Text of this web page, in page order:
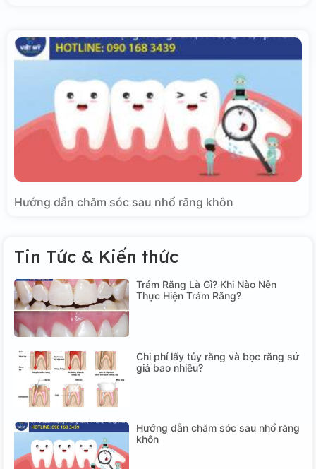
Hướng dẫn chăm sóc sau nhổ răng khôn
Tin Tức & Kiến thức
Trám Răng Là Gì? Khi Nào Nên
Thực Hiện Trám Răng?
Chi phí lấy tủy răng và bọc răng sứ
giá bao nhiêu?
Hướng dẫn chăm sóc sau nhổ răng
khôn